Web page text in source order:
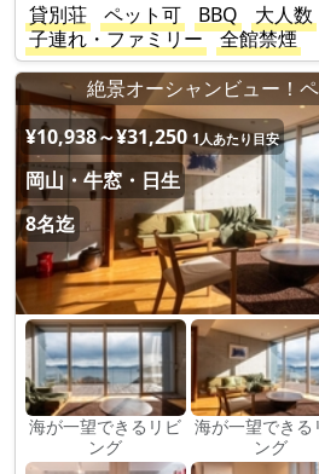
貸別荘
ペット可 BBQ 大人数
子連れ・ファミリー
全館禁煙
絶景オーシャンビュー！
¥10,938～¥31,250 1人あたり目安
岡山・牛窓・日生
8名迄
海が一望できるリビ
ング
海が一望できる
ング